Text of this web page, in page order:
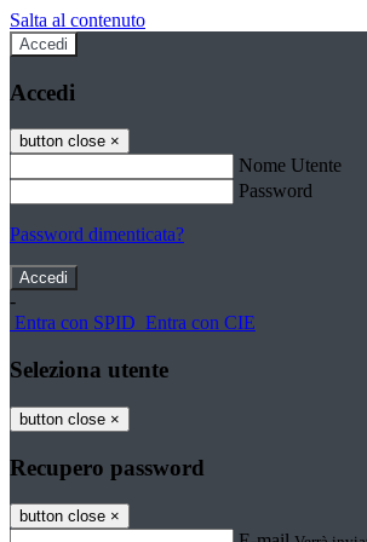
Salta al contenuto
Accedi
Accedi
button close ×
Nome Utente
Password
Password dimenticata?
-
Entra con SPID Entra con CIE
Seleziona utente
button close ×
Recupero password
button close ×